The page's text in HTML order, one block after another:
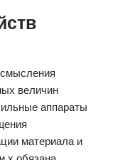
величин
аппараты
материала и